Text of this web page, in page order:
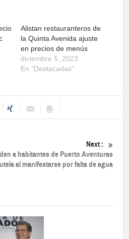
Alistan restauranteros de
la Quinta Avenida ajuste
en precios de menús
diciembre 5, 2023
En "Destacadas"
Next :
a habitantes de Puerto Aventuras
al manifestarse por falta de agua